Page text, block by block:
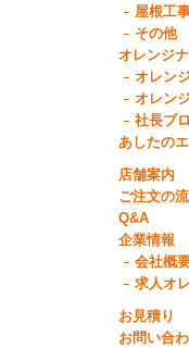
屋根工
その他
オレンジ
オレン
オレン
社長ブ
あしたの
店舗案内
ご注文の
Q&A
企業情報
会社概
求人オ
お見積り
お問い合